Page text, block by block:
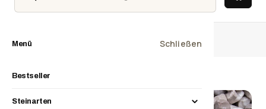
Menü Schließen
Bestseller
Steinarten
Homepage